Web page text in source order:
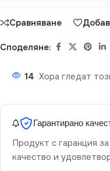
Сравняване
Споделяне:
14 Хора гледат
Гарантирано
Продукт с гаранция за
качество и